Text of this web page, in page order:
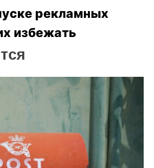
рекламных
избежать